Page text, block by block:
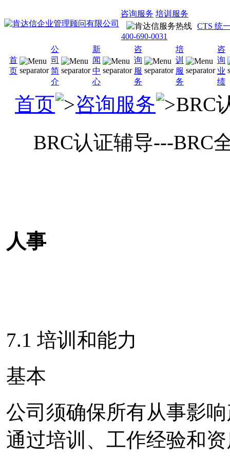
咨询服务 培训服务
CTS 统
400-690-0031
首
页
公
司
简
介
新
闻
中
心
咨
询
服
务
培
训
服
务
咨
询
业
绩
首页 咨询服务
BRC
BRC认证辅导---BRC
人事
7.1 培训和能力
基本
公司须确保所有从事影
通过培训、工作经验和